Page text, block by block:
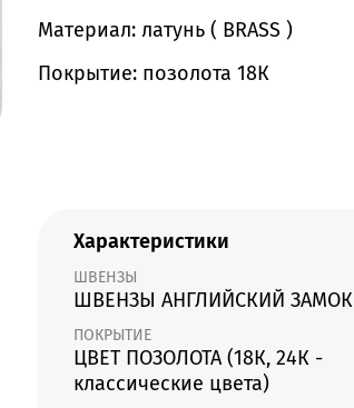
Материал: латунь ( BRASS )
Покрытие: позолота 18К
Характеристики
ШВЕНЗЫ
ШВЕНЗЫ АНГЛИЙСКИЙ ЗАМОК
ПОКРЫТИЕ
ЦВЕТ ПОЗОЛОТА (18К, 24К -
классические цвета)